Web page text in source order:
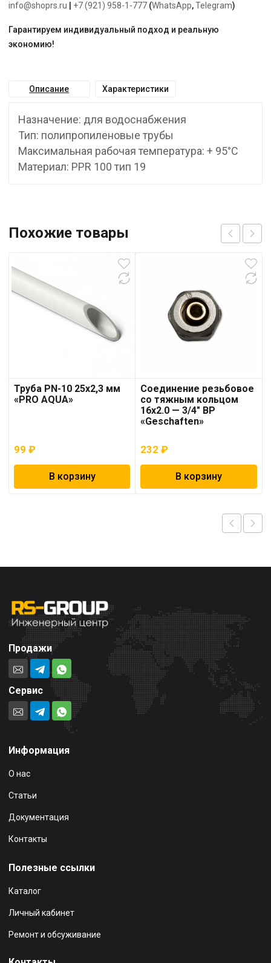
info@shoprs.ru +7 (921) 958-1-777 (WhatsApp,Telegram)
Гарантируем индивидуальный подход и реальную
экономию!
Описание Характеристики
Назначение: для водоснабжения
Тип: полипропиленовые трубы
Максимальная рабочая температура: + 95°С
Материал: PPR 100 тип 19
Похожие товары
Труба PN-10 25х2,3 мм
«PRO AQUA»
99 ₽
В корзину
Соединение резьбовое
со тяжным кольцом
16х2.0 — 3/4″ ВР
«Geschaften»
232₽
В корзину
Продажи
Сервис
Информация
О нас
Статьи
Документация
Контакты
Полезные ссылки
Каталог
Личный кабинет
Ремонт и обсуживание